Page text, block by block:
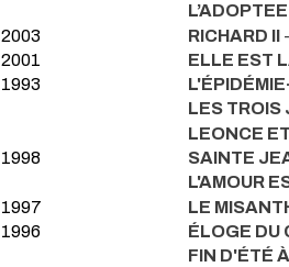
L’ADOPTEE
2003
RICHARD II
2001
ELLE EST
1993
LES TROIS
LEONCE
1998
SAINTE
L'AMOUR
1997
LE
1996
ÉLOGE DU
FIN D'ÉTÉ